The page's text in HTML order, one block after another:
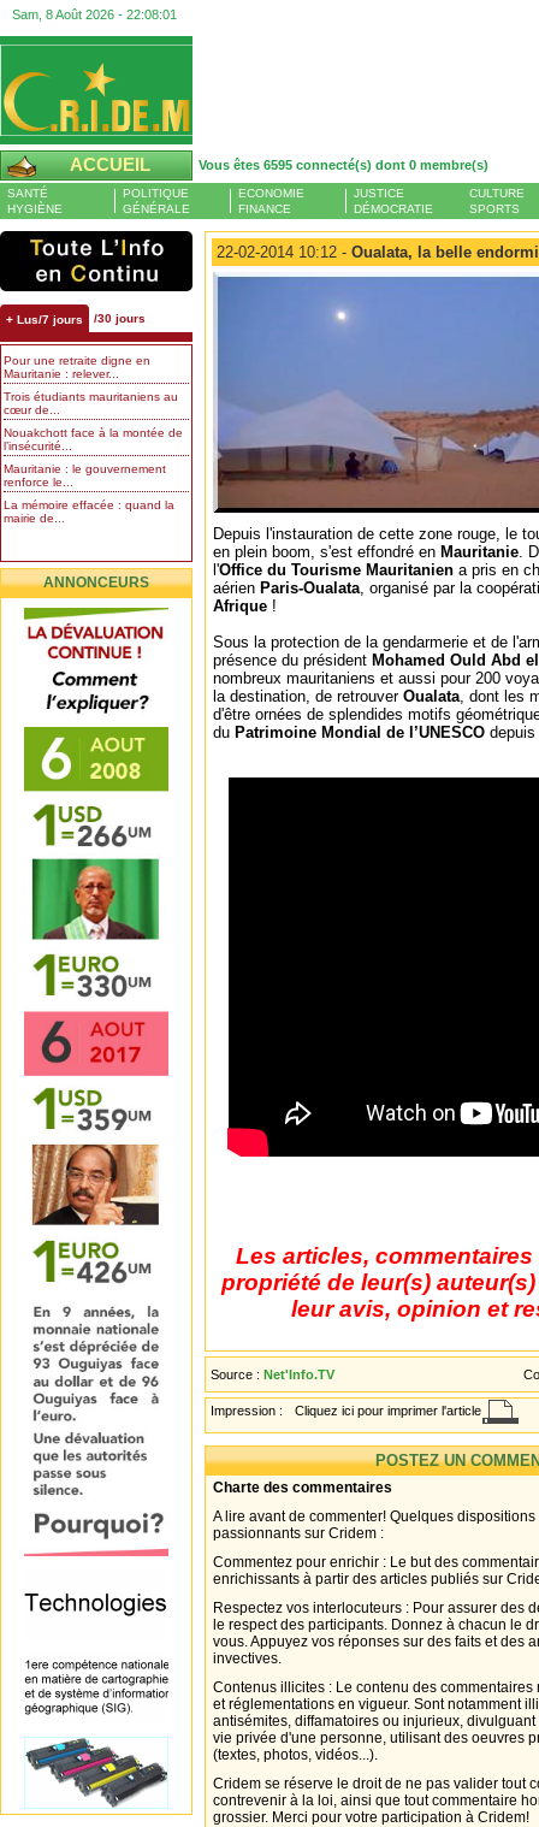
Sam, 8 Août 2026 - 22:08:02
ACCUEIL Vous êtes 6595 connecté(s) dont 0 membre(s)
SANTÉ
HYGIÈNE
POLITIQUE
GÉNÉRALE
ECONOMIE
FINANCE
JUSTICE
DÉMOCRATIE
CULTURE
SPORTS
+ Lus/7 jours /30 jours
Pour une retraite digne en
Mauritanie : relever...
Trois étudiants mauritaniens au
cœur de...
Nouakchott face à la montée de
l’insécurité...
Mauritanie : le gouvernement
renforce le...
La mémoire effacée : quand la
mairie de...
ANNONCEURS
22-02-2014 10:12 - Oualata, la belle
Depuis l'instauration de cette zone rouge, le
en plein boom, s'est effondré en Mauritanie.
l'Office du Tourisme Mauritanien a pris en
aérien Paris-Oualata, organisé par la
Afrique !
Sous la protection de la gendarmerie et de
présence du président Mohamed Ould Abd
nombreux mauritaniens et aussi pour 200
la destination, de retrouver Oualata, dont les
d'être ornées de splendides motifs
du Patrimoine Mondial de l’UNESCO depuis
Les articles,
propriété de leur(s)
leur avis, opinion et
Source : Net'Info.TV
Impression : Cliquez ici pour imprimer l'article
POSTEZ UN
Charte des commentaires
A lire avant de commenter! Quelques
passionnants sur Cridem :
Commentez pour enrichir : Le but des
enrichissants à partir des articles publiés sur
Respectez vos interlocuteurs : Pour assurer des
le respect des participants. Donnez à chacun le
vous. Appuyez vos réponses sur des faits et des
invectives.
Contenus illicites : Le contenu des
et réglementations en vigueur. Sont notamment
antisémites, diffamatoires ou injurieux,
vie privée d'une personne, utilisant des oeuvres
(textes, photos, vidéos...).
Cridem se réserve le droit de ne pas valider tout
contrevenir à la loi, ainsi que tout commentaire
grossier. Merci pour votre participation à Cridem!